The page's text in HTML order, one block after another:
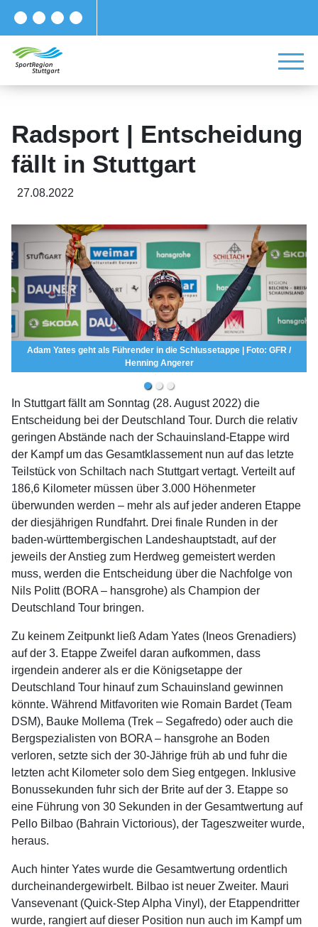
Radsport | Entscheidung
fällt in Stuttgart
27.08.2022
| Foto: GFR /
2022 kommt die Deutschland Tour erneut in die
In Stuttgart fällt am Sonntag (28. August 2022) die
Entscheidung bei der Deutschland Tour. Durch die relativ
geringen Abstände nach der Schauinsland-Etappe wird
der Kampf um das Gesamtklassement nun auf das letzte
Teilstück von Schiltach nach Stuttgart vertagt. Verteilt auf
186,6 Kilometer müssen über 3.000 Höhenmeter
überwunden werden – mehr als auf jeder anderen Etappe
der diesjährigen Rundfahrt. Drei finale Runden in der
baden-württembergischen Landeshauptstadt, auf der
jeweils der Anstieg zum Herdweg gemeistert werden
muss, werden die Entscheidung über die Nachfolge von
Nils Politt (BORA – hansgrohe) als Champion der
Deutschland Tour bringen.
Zu keinem Zeitpunkt ließ Adam Yates (Ineos Grenadiers)
auf der 3. Etappe Zweifel daran aufkommen, dass
irgendein anderer als er die Königsetappe der
Deutschland Tour hinauf zum Schauinsland gewinnen
könnte. Während Mitfavoriten wie Romain Bardet (Team
DSM), Bauke Mollema (Trek – Segafredo) oder auch die
Bergspezialisten von BORA – hansgrohe an Boden
verloren, setzte sich der 30-Jährige früh ab und fuhr die
letzten acht Kilometer solo dem Sieg entgegen. Inklusive
Bonussekunden fuhr sich der Brite auf der 3. Etappe so
eine Führung von 30 Sekunden in der Gesamtwertung auf
Pello Bilbao (Bahrain Victorious), der Tageszweiter wurde,
heraus.
Auch hinter Yates wurde die Gesamtwertung ordentlich
durcheinandergewirbelt. Bilbao ist neuer Zweiter. Mauri
Vansevenant (Quick-Step Alpha Vinyl), der Etappendritter
wurde, rangiert auf dieser Position nun auch im Kampf um